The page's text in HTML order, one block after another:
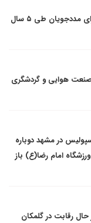
ایجاد 2 هزار فرصت شغلی برای مددجویان طی ۵ سال
صنعت هوایی و گردشگری
در مشهد دوباره
امام رضا(ع) باز